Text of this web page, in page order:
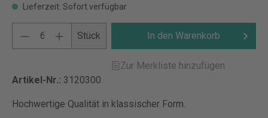
Lieferzeit: Sofort verfügbar
Stück In den Warenkorb
Zur Merkliste hinzufügen
Artikel-Nr.: 3120300
Hochwertige Qualität in klassischer Form.